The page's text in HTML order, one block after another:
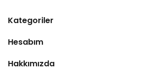
Kategoriler
Hesabım
Hakkımızda